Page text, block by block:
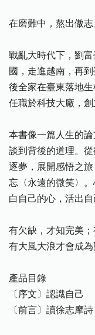
在磨難中，熬出傲
戰亂大時代下，劉
國，走進越南，再
後全家在臺東落地
任職於科技大廠，創
本書像一篇人生的
談到背後的道理。從
逐夢，展開感悟之
忘〈永遠的微笑〉
白自己的心，活出自
有欠缺，才知完美
有大風大浪才會成為
產品目錄
〔序文〕認識自己
〔前言〕讀徐志摩